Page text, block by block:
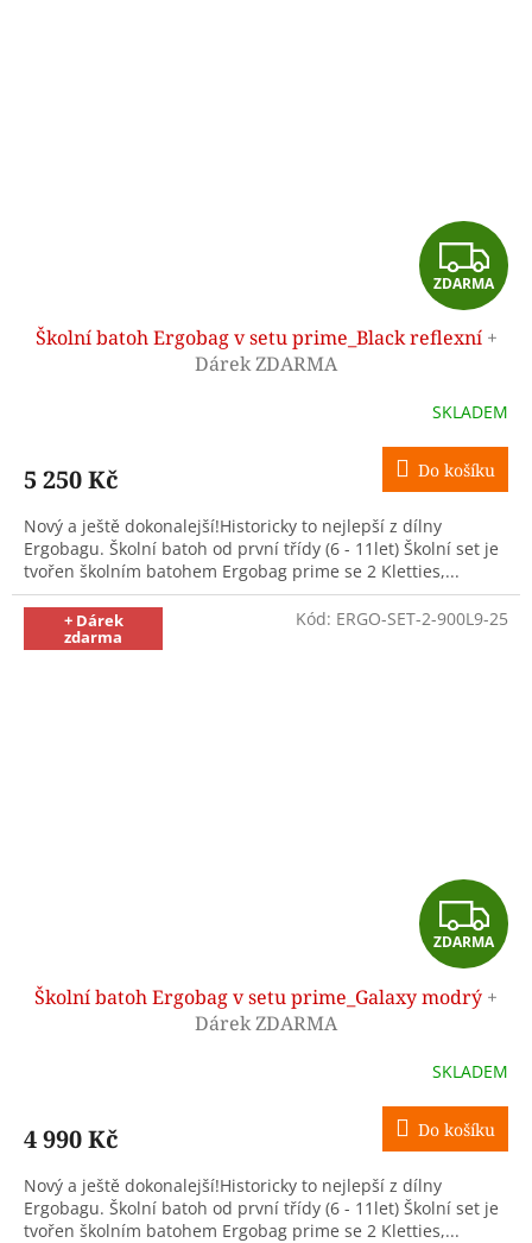
Z
D
A
R
M
A
ZDARMA
Školní batoh Ergobag v setu prime_Black reflexní +
Dárek ZDARMA
SKLADEM
5 250 Kč Do košíku
Nový a ještě dokonalejší!Historicky to nejlepší z dílny
Ergobagu. Školní batoh od první třídy (6 - 11let) Školní set je
tvořen školním batohem Ergobag prime se 2 Kletties,...
+ Dárek
zdarma
Z
D
A
R
M
A
ZDARMA
Školní batoh Ergobag v setu prime_Galaxy modrý +
Dárek ZDARMA
SKLADEM
4 990 Kč Do košíku
Nový a ještě dokonalejší!Historicky to nejlepší z dílny
Ergobagu. Školní batoh od první třídy (6 - 11let) Školní set je
tvořen školním batohem Ergobag prime se 2 Kletties,...
Kód: ERGO-SET-2-900L9-25